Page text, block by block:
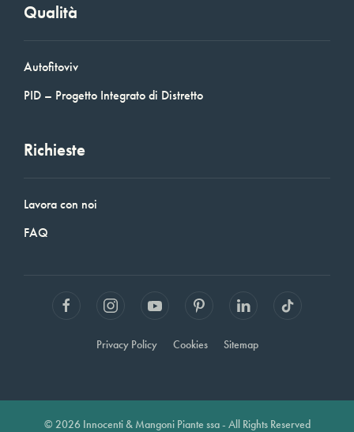
Qualità
Autofitoviv
PID – Progetto Integrato di Distretto
Richieste
Lavora con noi
FAQ
Privacy Policy Cookies Sitemap
© 2026 Innocenti & Mangoni Piante ssa - All Rights Reserved